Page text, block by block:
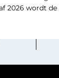
2026 wordt